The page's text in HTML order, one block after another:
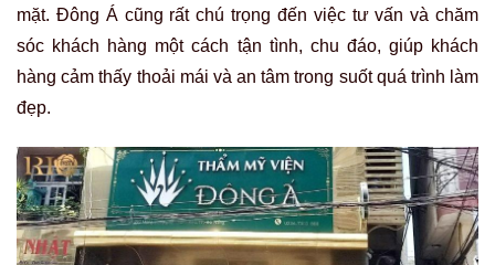
mặt. Đông Á cũng rất chú trọng đến việc tư vấn và chăm
sóc khách hàng một cách tận tình, chu đáo, giúp khách
hàng cảm thấy thoải mái và an tâm trong suốt quá trình làm
đẹp.